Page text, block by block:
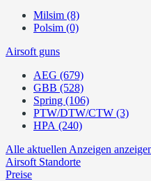
Milsim (8)
Polsim (0)
Airsoft guns
AEG (679)
GBB (528)
Spring (106)
PTW/DTW/CTW (3)
HPA (240)
Alle aktuellen Anzeigen
Airsoft Standorte
Preise